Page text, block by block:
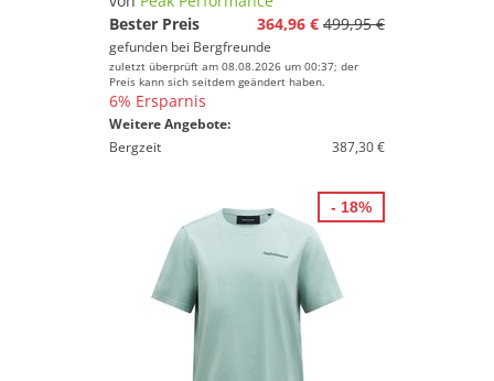
Bester Preis
364,96 € 499,95 €
gefunden bei Bergfreunde
zuletzt überprüft am 08.08.2026 um 00:37; der
Preis kann sich seitdem geändert haben.
6% Ersparnis
Weitere Angebote:
Bergzeit
387,30 €
- 18%